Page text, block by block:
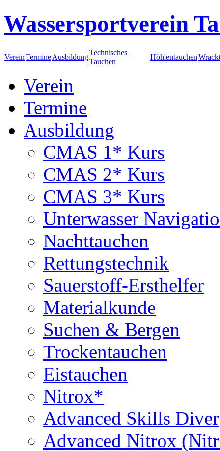
Wassersportverein
VereinTermineAusbildung
Technisches
Tauchen
Höhlentauchen
Verein
Termine
Ausbildung
CMAS 1* Kurs
CMAS 2* Kurs
CMAS 3* Kurs
Unterwasser
Nachttauchen
Rettungstechnik
Sauerstoff-Ersthelfer
Materialkunde
Suchen & Bergen
Trockentauchen
Eistauchen
Nitrox*
Advanced Skills Diver
Advanced Nitrox